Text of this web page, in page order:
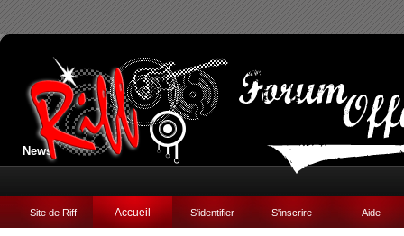
News:
Site de Riff Accueil S'identifier S'inscrire Aide